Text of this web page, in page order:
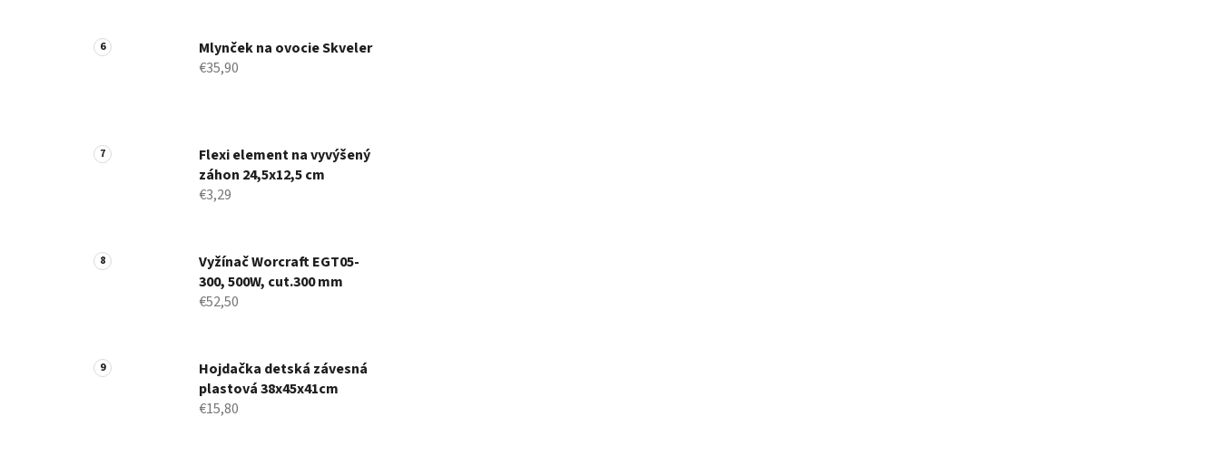
Mlynček na ovocie Skveler
€35,90
Flexi element na vyvýšený
záhon 24,5x12,5 cm
€3,29
Vyžínač Worcraft EGT05-
300, 500W, cut.300 mm
€52,50
Hojdačka detská závesná
plastová 38x45x41cm
€15,80